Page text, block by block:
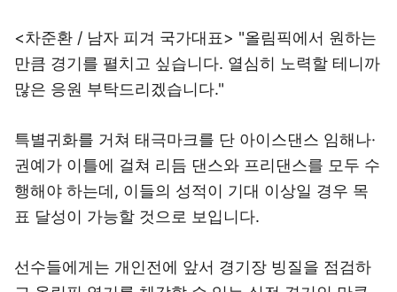
<차준환 / 남자 피겨 국가대표> "올림픽에서 원하는
만큼 경기를 펼치고 싶습니다. 열심히 노력할 테니까
많은 응원 부탁드리겠습니다."
특별귀화를 거쳐 태극마크를 단 아이스댄스 임해나·
권예가 이틀에 걸쳐 리듬 댄스와 프리댄스를 모두 수
행해야 하는데, 이들의 성적이 기대 이상일 경우 목
표 달성이 가능할 것으로 보입니다.
선수들에게는 개인전에 앞서 경기장 빙질을 점검하